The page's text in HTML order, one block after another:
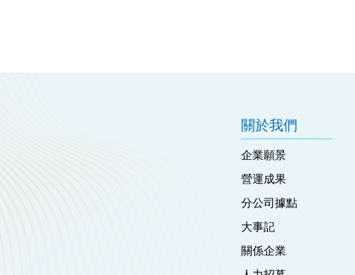
關於我們
企業願景
營運成果
分公司據點
大事記
關係企業